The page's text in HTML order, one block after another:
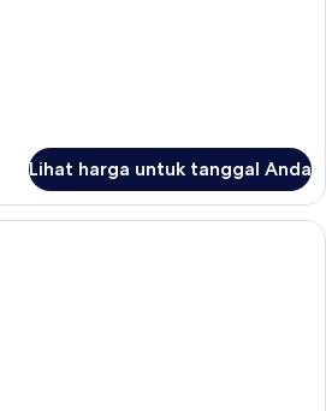
Lihat harga untuk tanggal Anda
Kamar Double Keluarga | Minibar,